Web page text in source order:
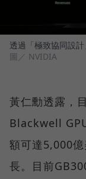
透過「極致協同設
圖／ NVIDIA
黃仁勳透露，
Blackwell
額可達5,000
長。目前